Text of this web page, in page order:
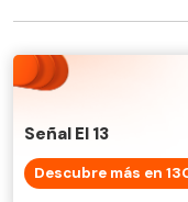
Señal El 13
Descubre más en